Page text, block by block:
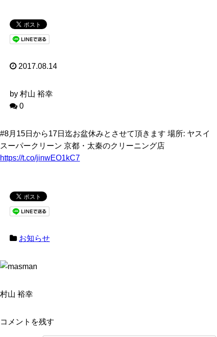
2017.08.14
by 村山 裕幸
0
#8月15日から17日迄お盆休みとさせて頂きます 場所: ヤスイ
スーパークリーン 京都・太秦のクリーニング店
https://t.co/jinwEO1kC7
お知らせ
村山 裕幸
コメントを残す